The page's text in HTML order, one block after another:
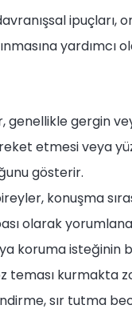
ipuçları,
genellikle gergin
etmesi veya
gösterir.
konuşma
olarak
koruma isteğinin
teması kurmakta
sır tutma